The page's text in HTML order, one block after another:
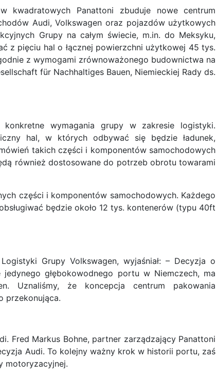
kwadratowych Panattoni zbuduje nowe centrum
Audi, Volkswagen oraz pojazdów użytkowych
Grupy na całym świecie, m.in. do Meksyku,
z pięciu hal o łącznej powierzchni użytkowej 45 tys.
z wymogami zrównoważonego budownictwa na
für Nachhaltiges Bauen, Niemieckiej Rady ds.
wymagania grupy w zakresie logistyki.
hal, w których odbywać się będzie ładunek,
takich części i komponentów samochodowych
również dostosowane do potrzeb obrotu towarami
części i komponentów samochodowych. Każdego
będzie około 12 tys. kontenerów (typu 40ft
Grupy Volkswagen, wyjaśniał: – Decyzja o
głębokowodnego portu w Niemczech, ma
Uznaliśmy, że koncepcja centrum pakowania
przekonująca.
Fred Markus Bohne, partner zarządzający Panattoni
Audi. To kolejny ważny krok w historii portu, zaś
motoryzacyjnej.